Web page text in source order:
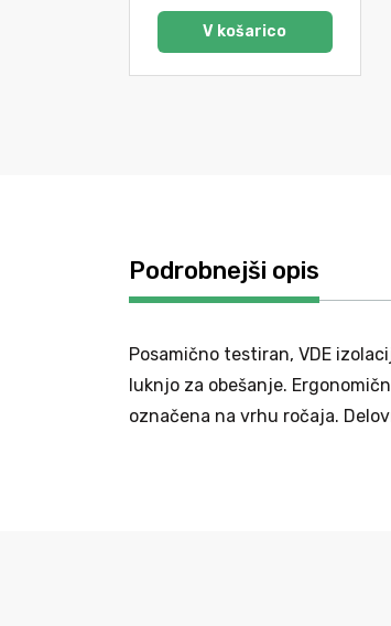
V košarico
Podrobnejši opis
Posamično testiran, VDE
luknjo za obešanje.
označena na vrhu ročaja.